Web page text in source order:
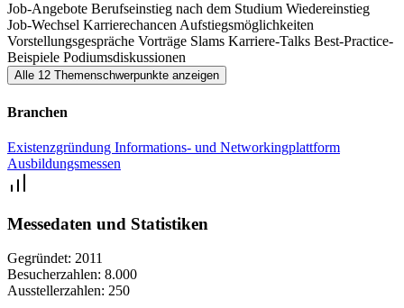
Job-Angebote Berufseinstieg nach dem Studium Wiedereinstieg
Job-Wechsel Karrierechancen Aufstiegsmöglichkeiten
Vorstellungsgespräche Vorträge Slams Karriere-Talks Best-Practice-
Beispiele Podiumsdiskussionen
Alle 12 Themenschwerpunkte anzeigen
Branchen
Existenzgründung Informations- und Networkingplattform
Ausbildungsmessen
Messedaten und Statistiken
Gegründet: 2011
Besucherzahlen: 8.000
Ausstellerzahlen: 250